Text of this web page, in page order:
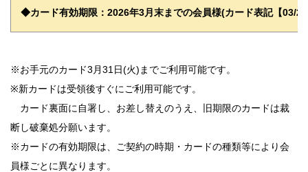
◆カード有効期限：2026年3月末までの会員様(カード表記【03/
※お手元のカード3月31日(火)までご利用可能です。
※新カードは受領後すぐにご利用可能です。
カード裏面に自署し、お差し替えのうえ、旧期限のカードは裁
断し破棄処分願います。
※カードの有効期限は、ご契約の時期・カードの種類等により会
員様ごとに異なります。